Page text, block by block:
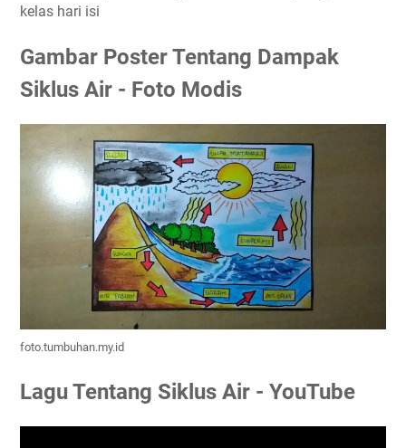
kelas hari isi
Gambar Poster Tentang Dampak
Siklus Air - Foto Modis
foto.tumbuhan.my.id
Lagu Tentang Siklus Air - YouTube